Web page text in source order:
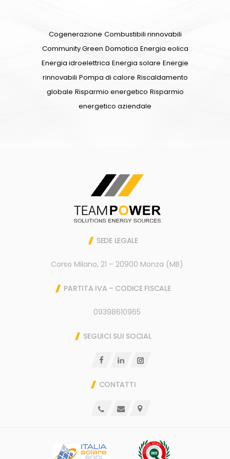
Cogenerazione Combustibili rinnovabili
Community Green Domotica Energia eolica
Energia idroelettrica Energia solare Energie
rinnovabili Pompa di calore Riscaldamento
globale Risparmio energetico Risparmio
energetico aziendale
SEDE LEGALE
Corso Milano, 21 – 20900 Monza (MB)
PARTITA IVA – CODICE FISCALE
09398610965
SEGUICI SUI SOCIAL
CONTATTI